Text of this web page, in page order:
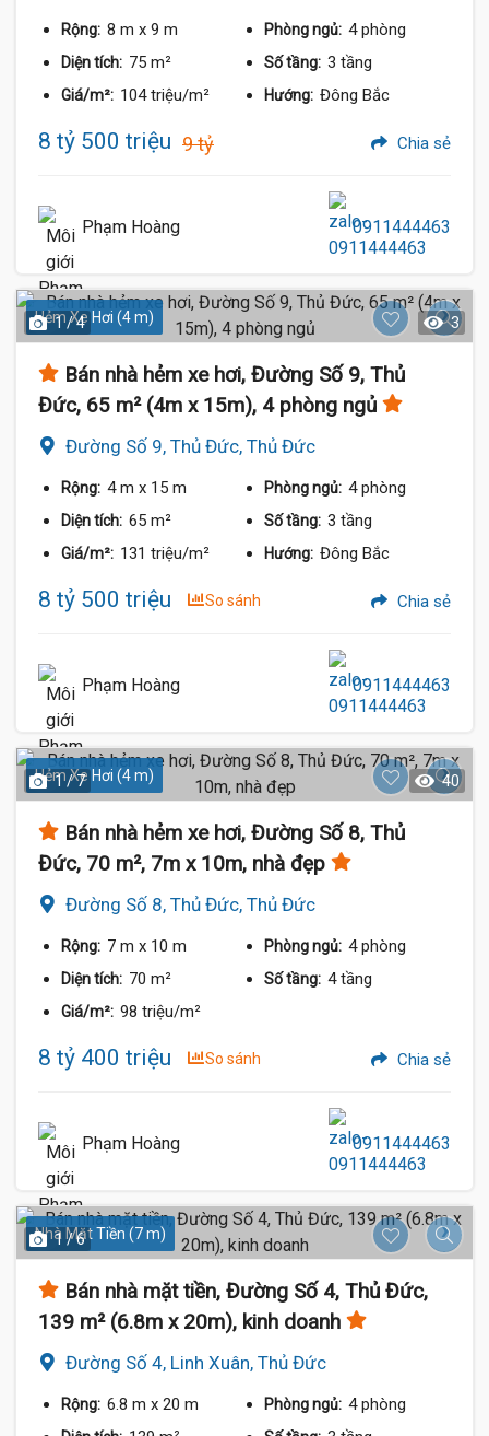
Rộng: 8 m x 9 m Phòng ngủ: 4 phòng
Diện tích: 75 m² Số tầng: 3 tầng
Giá/m²: 104 triệu/m² Hướng: Đông Bắc
8 tỷ 500 triệu 9 tỷ Chia sẻ
Phạm Hoàng 0911444463
Hẻm Xe Hơi (4 m)
1 / 4 3
Bán nhà hẻm xe hơi, Đường Số 9, Thủ
Đức, 65 m² (4m x 15m), 4 phòng ngủ
Đường Số 9, Thủ Đức, Thủ Đức
Rộng: 4 m x 15 m Phòng ngủ: 4 phòng
Diện tích: 65 m² Số tầng: 3 tầng
Giá/m²: 131 triệu/m² Hướng: Đông Bắc
8 tỷ 500 triệu So sánh Chia sẻ
Phạm Hoàng 0911444463
Hẻm Xe Hơi (4 m)
1 / 7 40
Bán nhà hẻm xe hơi, Đường Số 8, Thủ
Đức, 70 m², 7m x 10m, nhà đẹp
Đường Số 8, Thủ Đức, Thủ Đức
Rộng: 7 m x 10 m Phòng ngủ: 4 phòng
Diện tích: 70 m² Số tầng: 4 tầng
Giá/m²: 98 triệu/m²
8 tỷ 400 triệu So sánh Chia sẻ
Phạm Hoàng 0911444463
Nhà Mặt Tiền (7 m)
1 / 6
Bán nhà mặt tiền, Đường Số 4, Thủ Đức,
139 m² (6.8m x 20m), kinh doanh
Đường Số 4, Linh Xuân, Thủ Đức
Rộng: 6.8 m x 20 m Phòng ngủ: 4 phòng